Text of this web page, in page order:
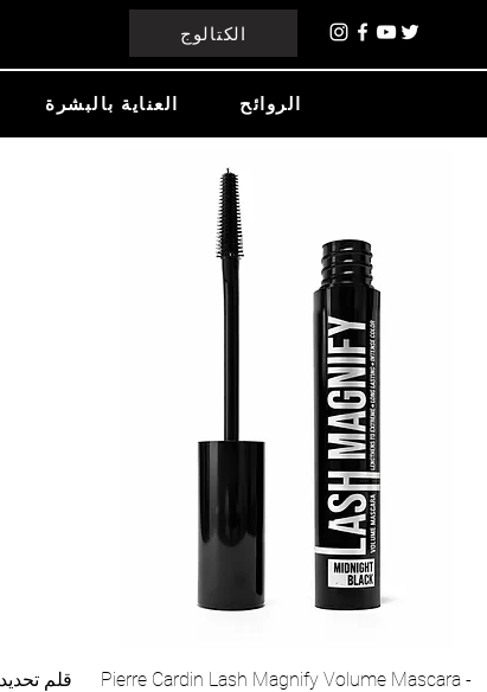
الكتالوج
العناية بالبشرة الروائح
Pierre Cardin Lash Magnify Volume Mascara -
قلم